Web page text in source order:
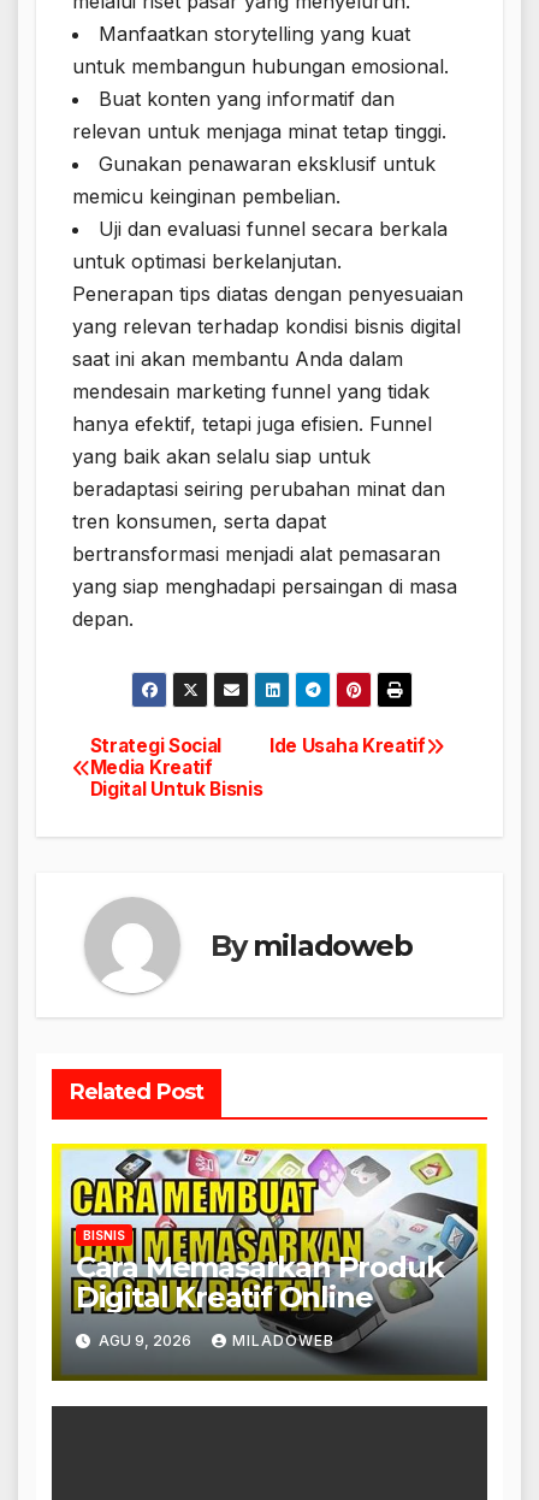
Manfaatkan storytelling yang kuat
untuk membangun hubungan emosional.
Buat konten yang informatif dan
relevan untuk menjaga minat tetap tinggi.
Gunakan penawaran eksklusif untuk
memicu keinginan pembelian.
Uji dan evaluasi funnel secara berkala
untuk optimasi berkelanjutan.
Penerapan tips diatas dengan penyesuaian
yang relevan terhadap kondisi bisnis digital
saat ini akan membantu Anda dalam
mendesain marketing funnel yang tidak
hanya efektif, tetapi juga efisien. Funnel
yang baik akan selalu siap untuk
beradaptasi seiring perubahan minat dan
tren konsumen, serta dapat
bertransformasi menjadi alat pemasaran
yang siap menghadapi persaingan di masa
depan.
Navigasi
pos
Ide Usaha Kreatif
Strategi Social
Media Kreatif
Digital Untuk Bisnis
Bymiladoweb
Related Post
BISNIS
Cara Memasarkan Produk
Digital Kreatif Online
AGU 9, 2026 MILADOWEB